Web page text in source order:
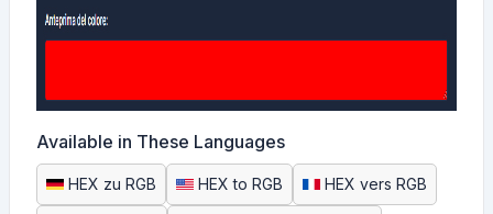
Available in These Languages
HEX zu RGB HEX to RGB HEX vers RGB